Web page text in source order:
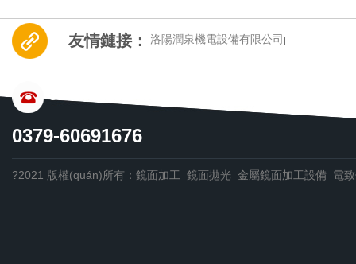
友情鏈接： 洛陽潤泉機電設備有限公司 |
CONTACT US
0379-60691676
?2021 版權(quán)所有：鏡面加工_鏡面拋光_金屬鏡面加工設備_